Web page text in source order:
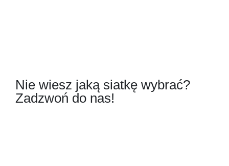
Nie wiesz jaką siatkę wybrać?
Zadzwoń do nas!